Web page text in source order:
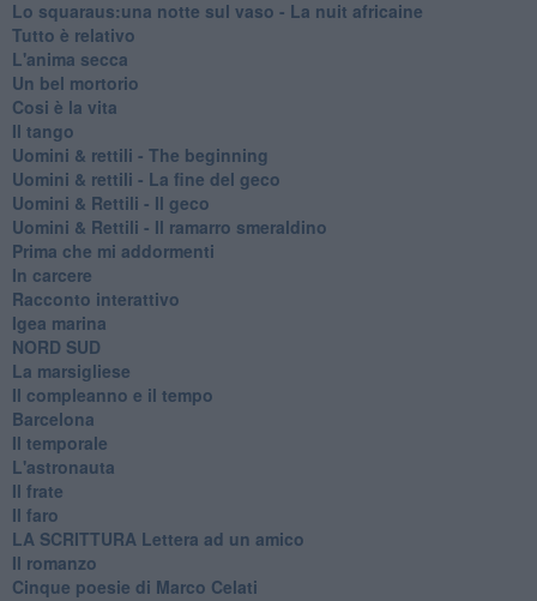
Lo squaraus:una notte sul vaso - La nuit africaine
Tutto è relativo
L'anima secca
Un bel mortorio
Cosi è la vita
Il tango
​Uomini & rettili - The beginning
​Uomini & rettili - La fine del geco
Uomini & Rettili - Il geco
Uomini & Rettili - Il ramarro smeraldino
Prima che mi addormenti
In carcere
Racconto interattivo
Igea marina
​NORD SUD
La marsigliese
Il compleanno e il tempo
Barcelona
Il temporale
L'astronauta
Il frate
Il faro
​LA SCRITTURA Lettera ad un amico
Il romanzo
Cinque poesie di Marco Celati